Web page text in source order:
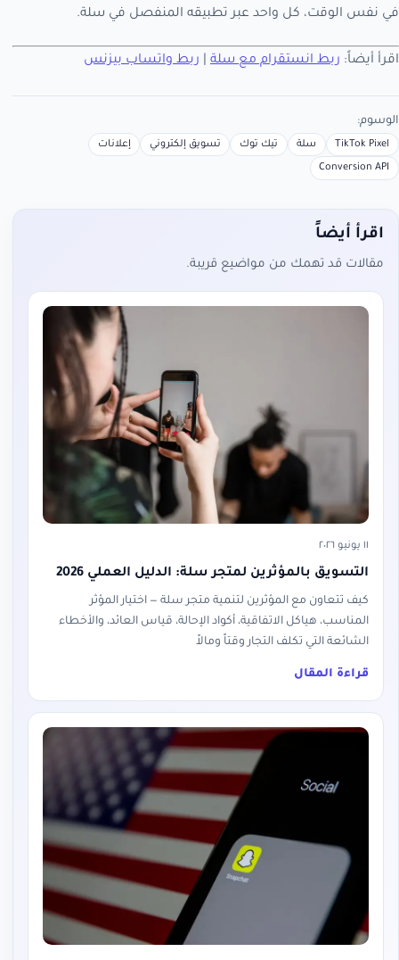
في نفس الوقت، كل واحد عبر تطبيقه المنفصل في سلة.
اقرأ أيضاً: ربط انستقرام مع سلة ربط واتساب بيزنس
الوسوم:
TikTok Pixel سلة تيك توك تسويق إلكتروني إعلانات
Conversion API
اقرأ أيضاً
مقالات قد تهمك من مواضيع قريبة.
١١ يونيو ٢٠٢٦
التسويق بالمؤثرين لمتجر سلة: الدليل العملي 2026
كيف تتعاون مع المؤثرين لتنمية متجر سلة — اختيار المؤثر
المناسب، هياكل الاتفاقية، أكواد الإحالة، قياس العائد، والأخطاء
الشائعة التي تكلف التجار وقتاً ومالاً
قراءة المقال